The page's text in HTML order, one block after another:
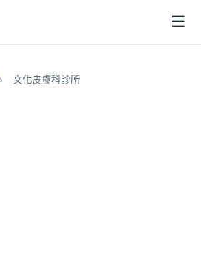
☰
› 文化皮膚科診所